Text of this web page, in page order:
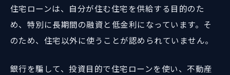
住宅ローンは、自分が住む住宅を供給する目的のた
め、特別に長期間の融資と低金利になっています。そ
のため、住宅以外に使うことが認められていません。
銀行を騙して、投資目的で住宅ローンを使い、不動産